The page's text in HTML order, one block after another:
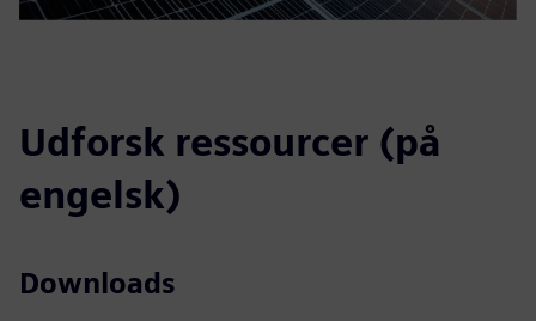
Udforsk ressourcer (på
engelsk)
Downloads